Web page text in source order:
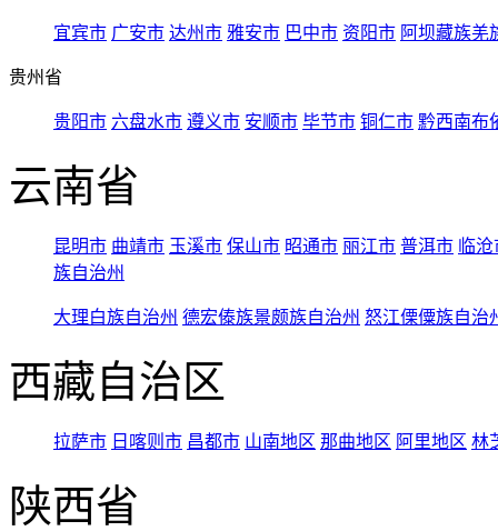
宜宾市 广安市 达州市 雅安市 巴中市 资阳市 阿坝藏族羌
贵州省
贵阳市 六盘水市 遵义市 安顺市 毕节市 铜仁市 黔西南布
云南省
昆明市 曲靖市 玉溪市 保山市 昭通市 丽江市 普洱市 临
族自治州
大理白族自治州 德宏傣族景颇族自治州 怒江傈僳族自治
西藏自治区
拉萨市 日喀则市 昌都市 山南地区 那曲地区 阿里地区 林
陕西省